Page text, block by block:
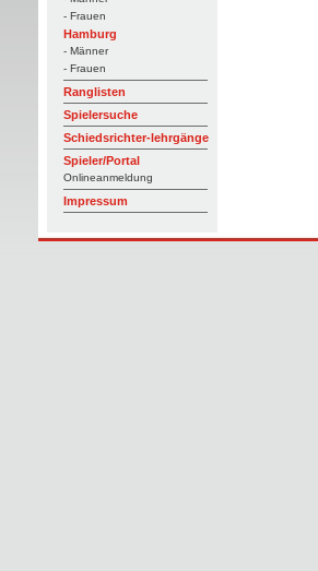
- Frauen
Hamburg
- Männer
- Frauen
Ranglisten
Spielersuche
Schiedsrichter-lehrgänge
Spieler/Portal
Onlineanmeldung
Impressum